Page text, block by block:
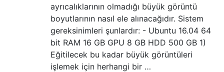
ayrıcalıklarının olmadığı büyük görüntü
boyutlarının nasıl ele alınacağıdır. Sistem
gereksinimleri şunlardır: - Ubuntu 16.04 64
bit RAM 16 GB GPU 8 GB HDD 500 GB 1)
Eğitilecek bu kadar büyük görüntüleri
işlemek için herhangi bir …